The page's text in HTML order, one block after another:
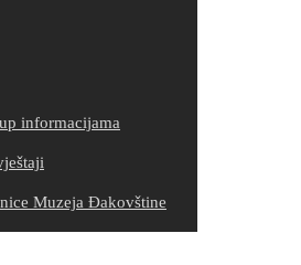
informacijama
Muzeja Đakovštine